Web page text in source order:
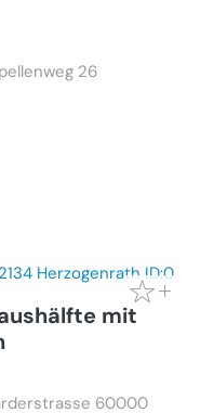
26
mit
60000